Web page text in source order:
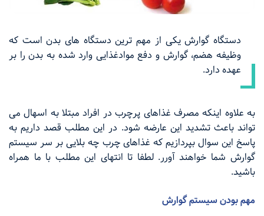
دستگاه گوارش یکی از مهم ترین دستگاه های بدن است که
وظیفه هضم، گوارش و دفع موادغذایی وارد شده به بدن را بر
عهده دارد.
به علاوه اینکه مصرف غذاهای پرچرب در افراد مبتلا به اسهال می
تواند باعث تشدید این عارضه شود‌. در این مطلب قصد داریم به
پاسخ این سوال بپردازیم که غذاهای چرب چه بلایی بر سر سیستم
گوارش شما خواهند آورر. لطفا تا انتهای این مطلب با ما همراه
باشید.
مهم بودن سیستم گوارش